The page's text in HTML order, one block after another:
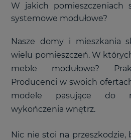
W jakich pomieszczeniach
systemowe modułowe?
Nasze domy i mieszkania
wielu pomieszczeń. W
meble modułowe?
Producenci w swoich
modele pasujące do
wykończenia wnętrz.
Nic nie stoi na przeszkodzie,